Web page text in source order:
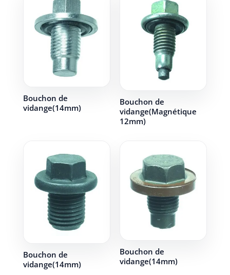
Bouchon de
vidange(14mm)
Bouchon de
vidange(Magnétique
12mm)
Bouchon de
vidange(14mm)
Bouchon de
vidange(14mm)